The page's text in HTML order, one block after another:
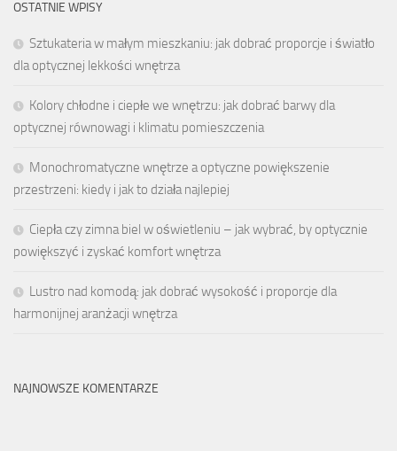
OSTATNIE WPISY
Sztukateria w małym mieszkaniu: jak dobrać proporcje i światło
dla optycznej lekkości wnętrza
Kolory chłodne i ciepłe we wnętrzu: jak dobrać barwy dla
optycznej równowagi i klimatu pomieszczenia
Monochromatyczne wnętrze a optyczne powiększenie
przestrzeni: kiedy i jak to działa najlepiej
Ciepła czy zimna biel w oświetleniu – jak wybrać, by optycznie
powiększyć i zyskać komfort wnętrza
Lustro nad komodą: jak dobrać wysokość i proporcje dla
harmonijnej aranżacji wnętrza
NAJNOWSZE KOMENTARZE